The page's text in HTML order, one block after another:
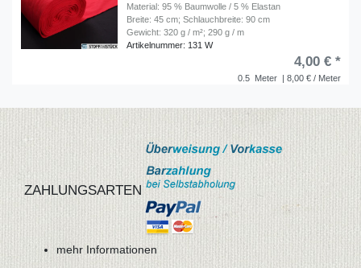
Material: 95 % Baumwolle / 5 % Elastan
Breite: 45 cm; Schlauchbreite: 90 cm
Gewicht: 320 g / m²; 290 g / m
Artikelnummer: 131 W
0.5 Meter | 8,00 € / Meter
4,00 € *
ZAHLUNGSARTEN
mehr Informationen